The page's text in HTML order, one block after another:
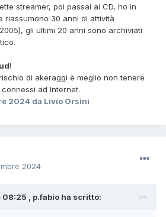
streamer, poi passai ai CD, ho in
riassumono 30 anni di attività
gli ultimi 20 anni sono archiviati
!
di akeraggi è meglio non tenere
ad Internet.
2024 da Livio Orsini
2024
08:25 , p.fabio ha scritto: